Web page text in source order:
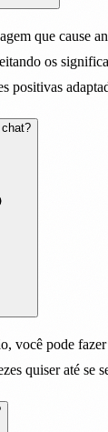
que cause
os
positivas
você pode
quiser até se